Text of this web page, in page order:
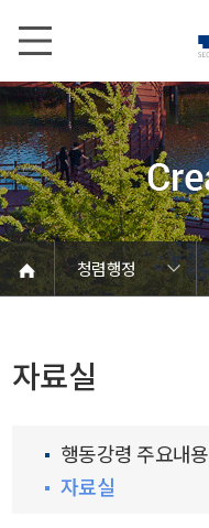
청렴행정
자료실
행동강령 주요내용
자료실